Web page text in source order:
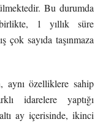
Bu durumda
1 yıllık süre
çok sayıda taşınmaza
özelliklere sahip
idarelere yaptığı
ay içerisinde, ikinci